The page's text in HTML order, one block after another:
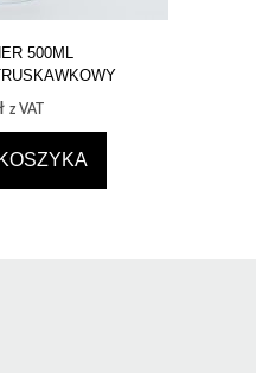
500ML
z VAT